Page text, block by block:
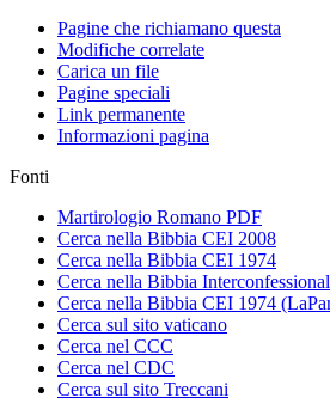
Pagine che richiamano questa
Modifiche correlate
Carica un file
Pagine speciali
Link permanente
Informazioni pagina
Fonti
Martirologio Romano PDF
Cerca nella Bibbia CEI 2008
Cerca nella Bibbia CEI 1974
Cerca nella Bibbia
Cerca nella Bibbia CEI 1974
Cerca sul sito vaticano
Cerca nel CCC
Cerca nel CDC
Cerca sul sito Treccani